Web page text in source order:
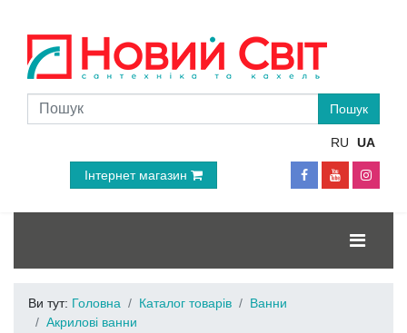
RU UA
Інтернет магазин
Ви тут: Головна Каталог товарів
Ванни
Акрилові ванни